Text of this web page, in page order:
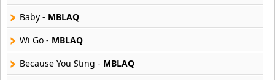
Ali
3 músicas online
13 músicas online
Baby - MBLAQ
Wi Go - MBLAQ
Because You Sting - MBLAQ